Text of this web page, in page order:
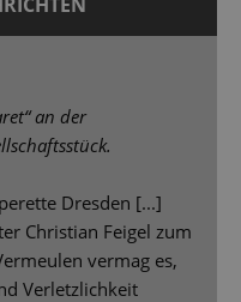
an der
Dresden [...]
Christian Feigel zum
vermag es,
Verletzlichkeit